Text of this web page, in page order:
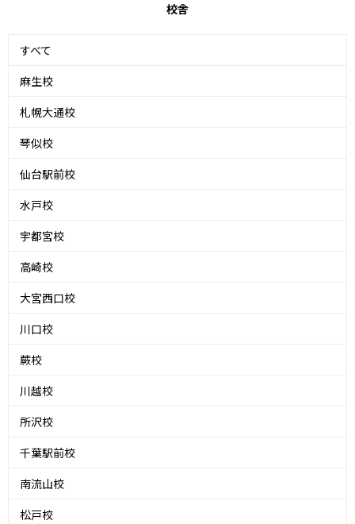
校舎
すべて
麻生校
札幌大通校
琴似校
仙台駅前校
水戸校
宇都宮校
高崎校
大宮西口校
川口校
蕨校
川越校
所沢校
千葉駅前校
南流山校
松戸校